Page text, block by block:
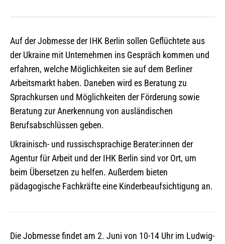
Auf der Jobmesse der IHK Berlin sollen Geflüchtete aus
der Ukraine mit Unternehmen ins Gespräch kommen und
erfahren, welche Möglichkeiten sie auf dem Berliner
Arbeitsmarkt haben. Daneben wird es Beratung zu
Sprachkursen und Möglichkeiten der Förderung sowie
Beratung zur Anerkennung von ausländischen
Berufsabschlüssen geben.
Ukrainisch- und russischsprachige Berater:innen der
Agentur für Arbeit und der IHK Berlin sind vor Ort, um
beim Übersetzen zu helfen. Außerdem bieten
pädagogische Fachkräfte eine Kinderbeaufsichtigung an.
Die Jobmesse findet am 2. Juni von 10-14 Uhr im Ludwig-